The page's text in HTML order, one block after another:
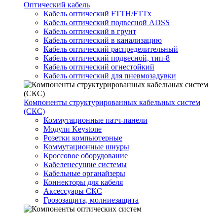
Оптический кабель
Кабель оптический FTTH/FTTx
Кабель оптический подвесной ADSS
Кабель оптический в грунт
Кабель оптический в канализацию
Кабель оптический распределительный
Кабель оптический подвесной, тип-8
Кабель оптический огнестойкий
Кабель оптический для пневмозадувки
Компоненты структурированных кабельных систем
(СКС)
Коммутационные патч-панели
Модули Keystone
Розетки компьютерные
Коммутационные шнуры
Кроссовое оборудование
Кабеленесущие системы
Кабельные органайзеры
Коннекторы для кабеля
Аксессуары СКС
Грозозащита, молниезащита